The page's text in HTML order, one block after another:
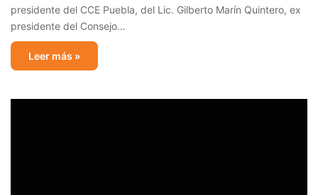
presidente del CCE Puebla, del Lic. Gilberto Marín Quintero, ex
presidente del Consejo…
Leer más »